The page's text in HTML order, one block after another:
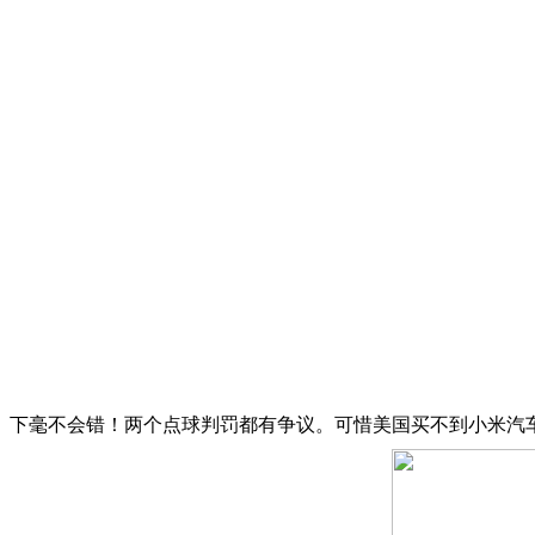
下毫不会错！两个点球判罚都有争议。可惜美国买不到小米汽